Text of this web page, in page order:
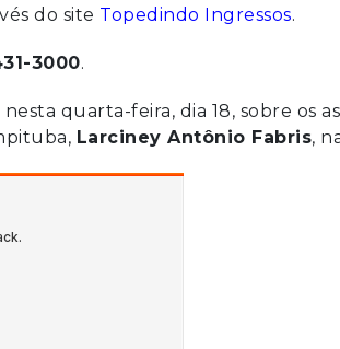
do site Topedindo Ingressos.
3000.
quarta-feira, dia 18, sobre os
Larciney Antônio Fabris,